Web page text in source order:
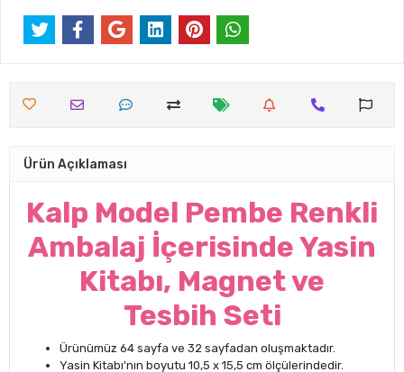
Ürün Açıklaması
Kalp Model Pembe Renkli
Ambalaj İçerisinde Yasin
Kitabı, Magnet ve
Tesbih Seti
Ürünümüz 64 sayfa ve 32 sayfadan oluşmaktadır.
Yasin Kitabı'nın boyutu 10,5 x 15,5 cm ölçülerindedir.